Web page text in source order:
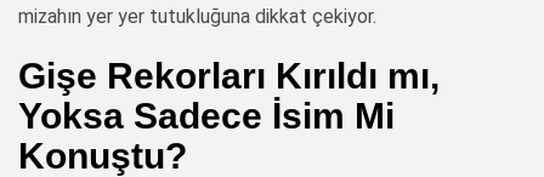
mizahın yer yer tutukluğuna dikkat çekiyor.
Gişe Rekorları Kırıldı mı,
Yoksa Sadece İsim Mi
Konuştu?